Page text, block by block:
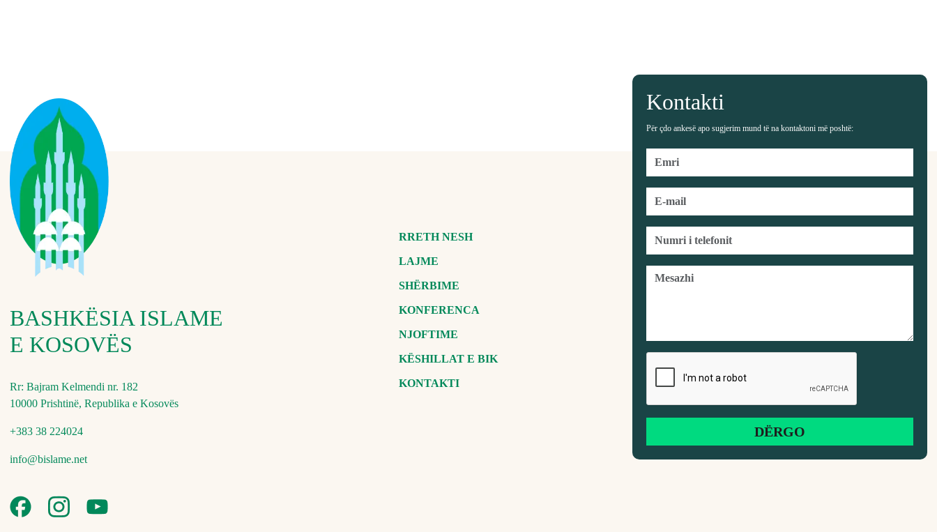
BASHKËSIA ISLAME
E KOSOVËS
Rr: Bajram Kelmendi nr. 182
10000 Prishtinë, Republika e Kosovës
+383 38 224024
info@bislame.net
RRETH NESH
LAJME
SHËRBIME
KONFERENCA
NJOFTIME
KËSHILLAT E BIK
KONTAKTI
Kontakti
Për çdo ankesë apo sugjerim mund të na kontaktoni më poshtë: